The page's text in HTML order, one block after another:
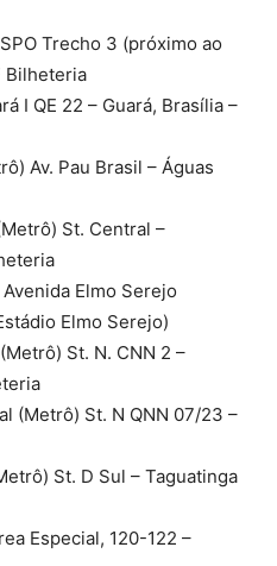
Trecho 3 (próximo ao
Bilheteria
I QE 22 – Guará, Brasília –
Av. Pau Brasil – Águas
St. Central –
Elmo Serejo
Elmo Serejo)
St. N. CNN 2 –
(Metrô) St. N QNN 07/23 –
St. D Sul – Taguatinga
Especial, 120-122 –